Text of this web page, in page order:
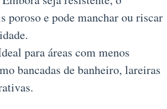
poroso e pode manchar ou riscar
para áreas com menos
bancadas de banheiro, lareiras